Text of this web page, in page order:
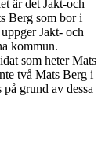
är det Jakt-och
Berg som bor i
Jakt- och
kommun.
som heter Mats
två Mats Berg i
grund av dessa